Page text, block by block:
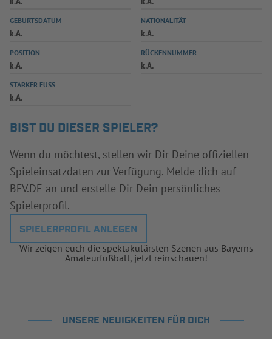
SPIELPLUS
GEBURTSDATUM
k.A.
NATIONALITÄT
k.A.
POSITION
k.A.
RÜCKENNUMMER
k.A.
STARKER FUSS
k.A.
BIST DU DIESER SPIELER?
Wenn du möchtest, stellen wir Dir Deine offiziellen
Spieleinsatzdaten zur Verfügung. Melde dich auf
BFV.DE an und erstelle Dir Dein persönliches
Spielerprofil.
SPIELERPROFIL ANLEGEN
Wir zeigen euch die spektakulärsten Szenen aus Bayerns
Amateurfußball, jetzt reinschauen!
UNSERE NEUIGKEITEN FÜR DICH